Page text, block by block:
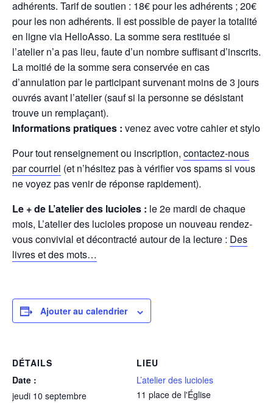
adhérents. Tarif de soutien : 18€ pour les adhérents ; 20€
pour les non adhérents. Il est possible de payer la totalité
en ligne via HelloAsso. La somme sera restituée si
l’atelier n’a pas lieu, faute d’un nombre suffisant d’inscrits.
La moitié de la somme sera conservée en cas
d’annulation par le participant survenant moins de 3 jours
ouvrés avant l’atelier (sauf si la personne se désistant
trouve un remplaçant).
Informations pratiques : venez avec votre cahier et stylo
Pour tout renseignement ou inscription, contactez-nous
par courriel (et n’hésitez pas à vérifier vos spams si vous
ne voyez pas venir de réponse rapidement).
Le + de L’atelier des lucioles : le 2e mardi de chaque
mois, L’atelier des lucioles propose un nouveau rendez-
vous convivial et décontracté autour de la lecture : Des
livres et des mots…
Ajouter au calendrier
DÉTAILS
Date :
jeudi 10 septembre
LIEU
L’atelier des lucioles
11 place de l'Église